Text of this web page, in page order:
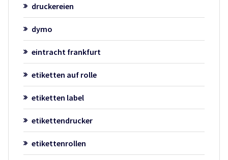
druckereien
dymo
eintracht frankfurt
etiketten auf rolle
etiketten label
etikettendrucker
etikettenrollen